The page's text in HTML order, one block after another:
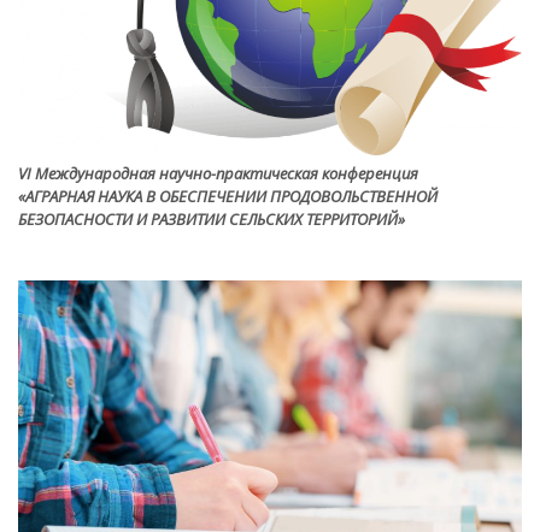
VI Международная научно-практическая конференция
«АГРАРНАЯ НАУКА В ОБЕСПЕЧЕНИИ ПРОДОВОЛЬСТВЕННОЙ
БЕЗОПАСНОСТИ И РАЗВИТИИ СЕЛЬСКИХ ТЕРРИТОРИЙ»